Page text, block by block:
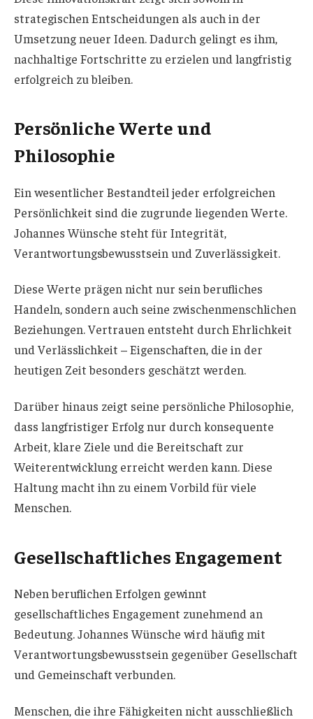
strategischen Entscheidungen als auch in der
Umsetzung neuer Ideen. Dadurch gelingt es ihm,
nachhaltige Fortschritte zu erzielen und langfristig
erfolgreich zu bleiben.
Persönliche Werte und
Philosophie
Ein wesentlicher Bestandteil jeder erfolgreichen
Persönlichkeit sind die zugrunde liegenden Werte.
Johannes Wünsche steht für Integrität,
Verantwortungsbewusstsein und Zuverlässigkeit.
Diese Werte prägen nicht nur sein berufliches
Handeln, sondern auch seine zwischenmenschlichen
Beziehungen. Vertrauen entsteht durch Ehrlichkeit
und Verlässlichkeit – Eigenschaften, die in der
heutigen Zeit besonders geschätzt werden.
Darüber hinaus zeigt seine persönliche Philosophie,
dass langfristiger Erfolg nur durch konsequente
Arbeit, klare Ziele und die Bereitschaft zur
Weiterentwicklung erreicht werden kann. Diese
Haltung macht ihn zu einem Vorbild für viele
Menschen.
Gesellschaftliches Engagement
Neben beruflichen Erfolgen gewinnt
gesellschaftliches Engagement zunehmend an
Bedeutung. Johannes Wünsche wird häufig mit
Verantwortungsbewusstsein gegenüber Gesellschaft
und Gemeinschaft verbunden.
Menschen, die ihre Fähigkeiten nicht ausschließlich